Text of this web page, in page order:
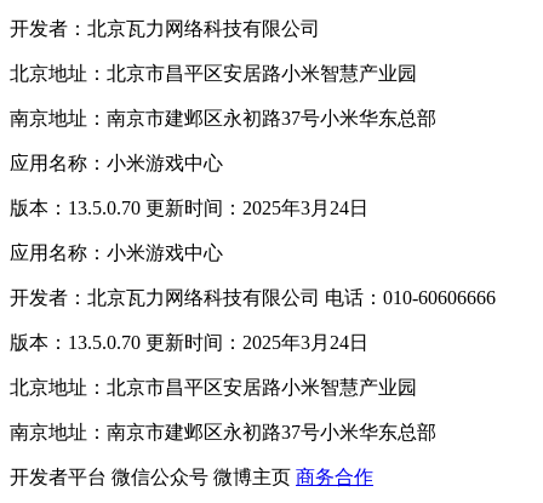
开发者：北京瓦力网络科技有限公司
北京地址：北京市昌平区安居路小米智慧产业园
南京地址：南京市建邺区永初路37号小米华东总部
应用名称：小米游戏中心
版本：13.5.0.70 更新时间：2025年3月24日
应用名称：小米游戏中心
开发者：北京瓦力网络科技有限公司 电话：010-60606666
版本：13.5.0.70 更新时间：2025年3月24日
北京地址：北京市昌平区安居路小米智慧产业园
南京地址：南京市建邺区永初路37号小米华东总部
开发者平台 微信公众号 微博主页 商务合作